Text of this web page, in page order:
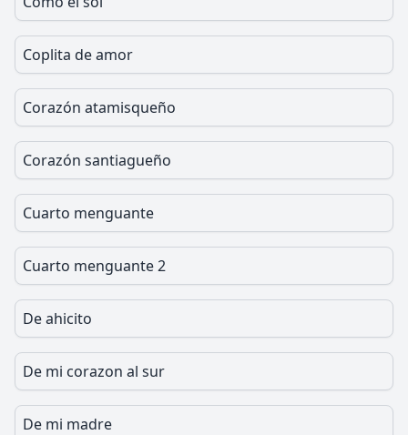
Coplita de amor
Corazón atamisqueño
Corazón santiagueño
Cuarto menguante
Cuarto menguante 2
De ahicito
De mi corazon al sur
De mi madre